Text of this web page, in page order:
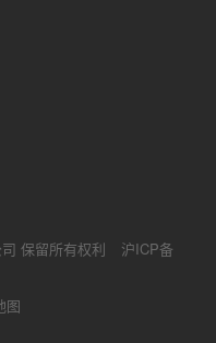
保留所有权利
沪ICP备
图